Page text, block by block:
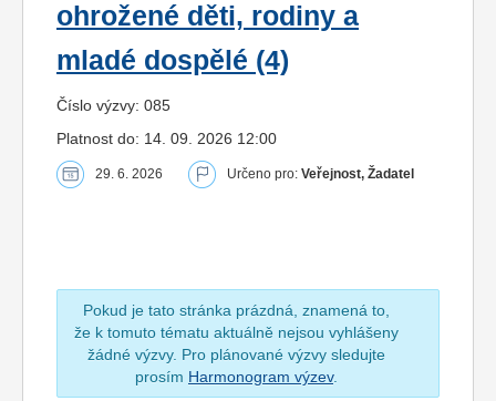
ohrožené děti, rodiny a
mladé dospělé (4)
Číslo výzvy: 085
Platnost do: 14. 09. 2026 12:00
29. 6. 2026 Určeno pro: Veřejnost, Žadatel
Pokud je tato stránka prázdná, znamená to,
že k tomuto tématu aktuálně nejsou vyhlášeny
žádné výzvy. Pro plánované výzvy sledujte
prosím Harmonogram výzev.